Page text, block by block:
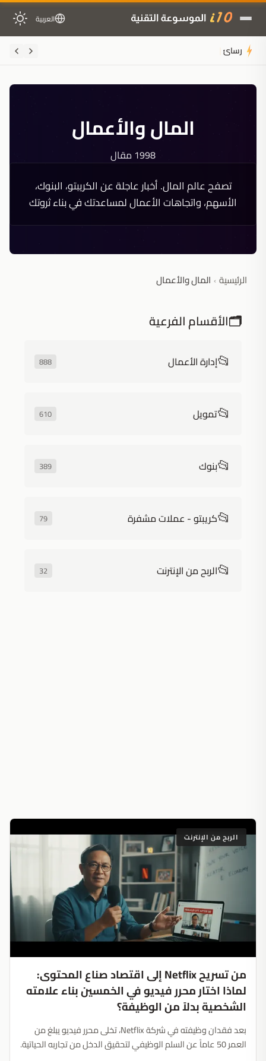
العربية
رسائل "حظر الحساب" تثير ذعر لاعبي Black Ops 2 على أج
المال والأعمال
1998 مقال
تصفح عالم المال. أخبار عاجلة عن الكريبتو، البنوك،
الأسهم، واتجاهات الأعمال لمساعدتك في بناء ثروتك
الرئيسية › المال والأعمال
🗂️الأقسام الفرعية
📂إدارة الأعمال 888
📂تمويل 610
📂بنوك 389
📂كريبتو - عملات مشفرة 79
📂الربح من الإنترنت 32
الربح من الإنترنت
من تسريح Netflix إلى اقتصاد صناع المحتوى:
لماذا اختار محرر فيديو في الخمسين بناء علامته
الشخصية بدلاً من الوظيفة؟
بعد فقدان وظيفته في شركة Netflix، تخلى محرر فيديو يبلغ من
العمر 50 عاماً عن السلم الوظيفي لتحقيق الدخل من تجاربه الحياتية.